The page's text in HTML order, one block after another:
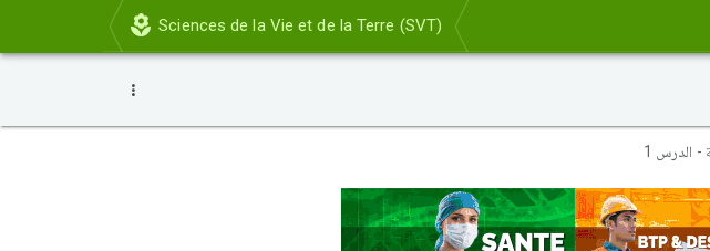
Sciences de la Vie et de la Terre (SVT)
الدرس 1